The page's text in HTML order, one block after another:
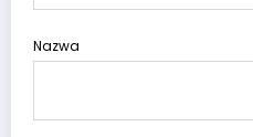
Nazwa